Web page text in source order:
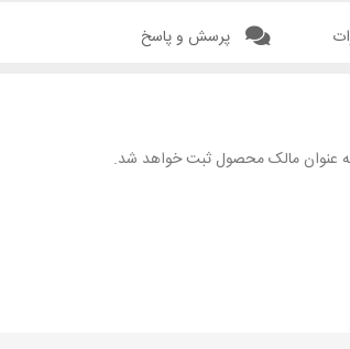
پرسش و پاسخ
به عنوان مالک محصول ثبت خواهد شد.